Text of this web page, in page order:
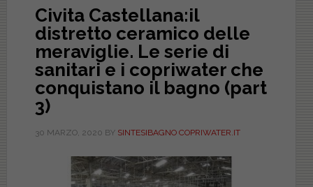
Civita Castellana:il
distretto ceramico delle
meraviglie. Le serie di
sanitari e i copriwater che
conquistano il bagno (part
3)
30 MARZO, 2020 BY SINTESIBAGNO COPRIWATER.IT